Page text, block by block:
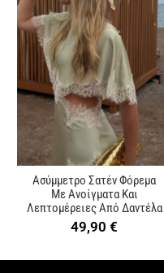
Ασύμμετρο Σατέν Φόρεμα
Με Ανοίγματα Και
Λεπτομέρειες Από Δαντέλα
49,90€